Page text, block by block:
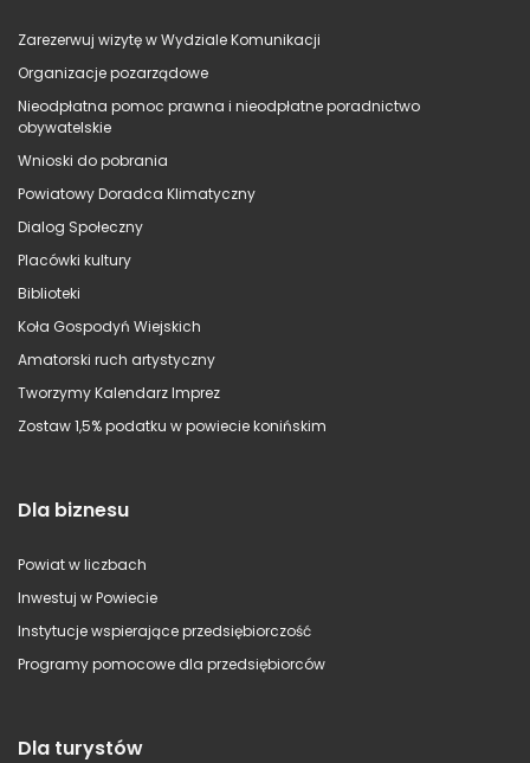
Zarezerwuj wizytę w Wydziale Komunikacji
Organizacje pozarządowe
Nieodpłatna pomoc prawna i nieodpłatne poradnictwo
obywatelskie
Wnioski do pobrania
Powiatowy Doradca Klimatyczny
Dialog Społeczny
Placówki kultury
Biblioteki
Koła Gospodyń Wiejskich
Amatorski ruch artystyczny
Tworzymy Kalendarz Imprez
Zostaw 1,5% podatku w powiecie konińskim
Dla biznesu
Powiat w liczbach
Inwestuj w Powiecie
Instytucje wspierające przedsiębiorczość
Programy pomocowe dla przedsiębiorców
Dla turystów